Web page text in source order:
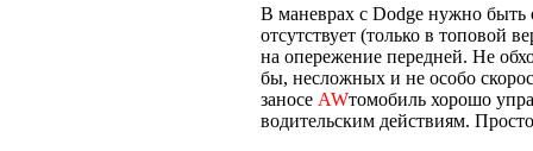
В маневрах с Dodge нужно быть
отсутствует (только в топовой
на опережение передней. Не
бы, несложных и не особо
заносе AWтомобиль хорошо
водительским действиям.